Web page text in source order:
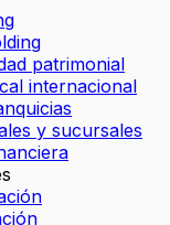
patrimonial
internacional
y sucursales